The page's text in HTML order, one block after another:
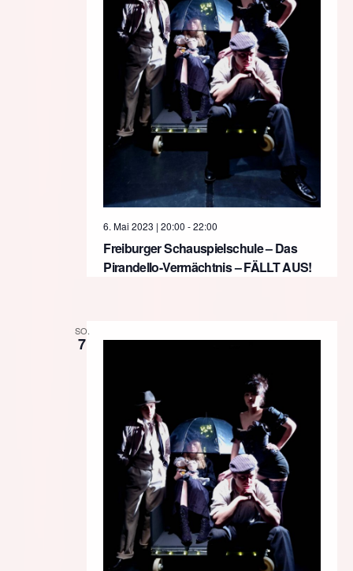
Freiburger Schauspielschule – Das
Pirandello-Vermächtnis – FÄLLT AUS!
6. Mai 2023 | 20:00 -22:00
SO.
7